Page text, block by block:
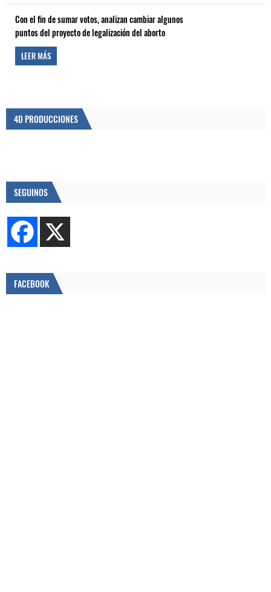
Con el fin de sumar votos, analizan cambiar algunos
puntos del proyecto de legalización del aborto
LEER MÁS
4D PRODUCCIONES
SEGUINOS
FACEBOOK